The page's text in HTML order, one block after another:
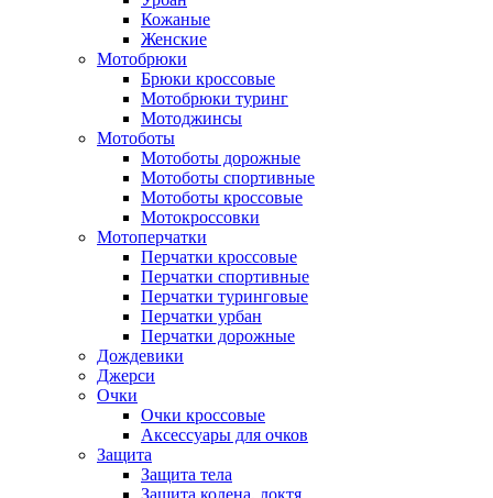
Кожаные
Женские
Мотобрюки
Брюки кроссовые
Мотобрюки туринг
Мотоджинсы
Мотоботы
Мотоботы дорожные
Мотоботы спортивные
Мотоботы кроссовые
Мотокроссовки
Мотоперчатки
Перчатки кроссовые
Перчатки спортивные
Перчатки туринговые
Перчатки урбан
Перчатки дорожные
Дождевики
Джерси
Очки
Очки кроссовые
Аксессуары для очков
Защита
Защита тела